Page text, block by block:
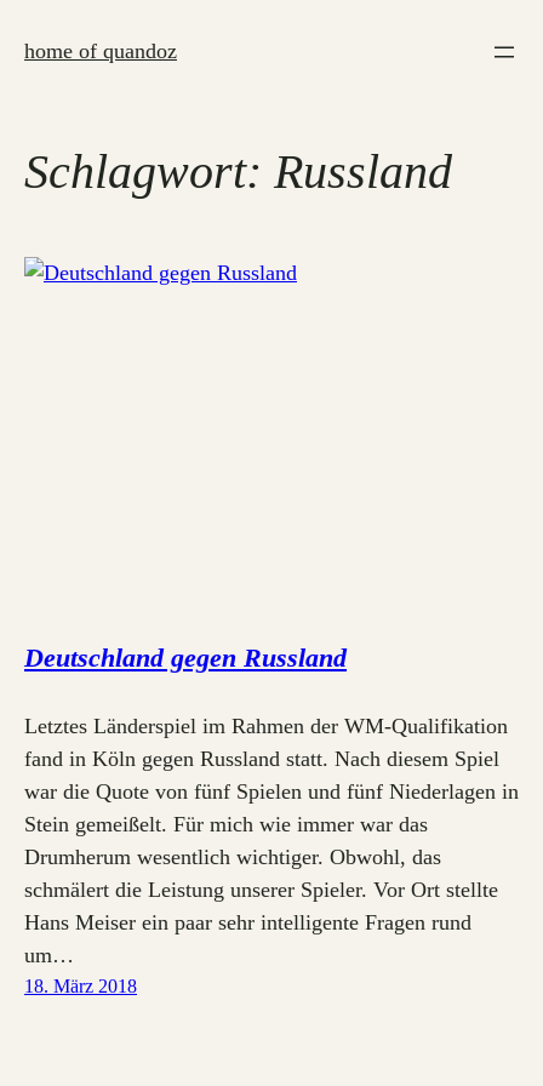
Inhalthome of quandoz
Schlagwort:Russland
Deutschland gegen Russland
Letztes Länderspiel im Rahmen der WM-Qualifikation
fand in Köln gegen Russland statt. Nach diesem Spiel
war die Quote von fünf Spielen und fünf Niederlagen in
Stein gemeißelt. Für mich wie immer war das
Drumherum wesentlich wichtiger. Obwohl, das
schmälert die Leistung unserer Spieler. Vor Ort stellte
Hans Meiser ein paar sehr intelligente Fragen rund
um…
18. März 2018